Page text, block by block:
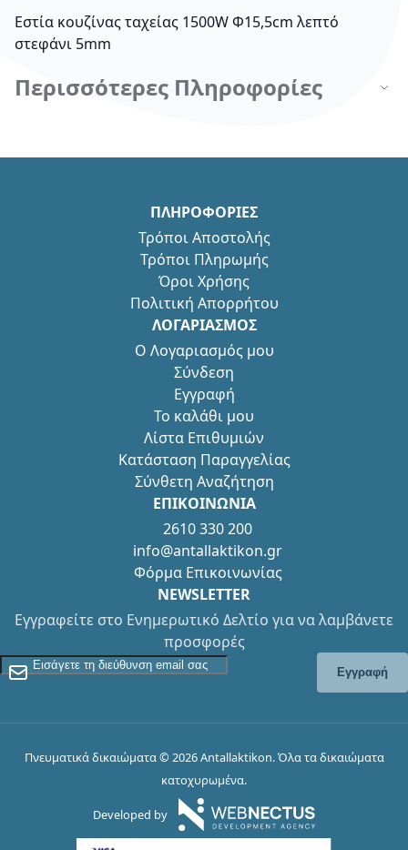
Εστία κουζίνας ταχείας 1500W Φ15,5cm λεπτό
στεφάνι 5mm
Περισσότερες Πληροφορίες
ΠΛΗΡΟΦΟΡΙΕΣ
Τρόποι Αποστολής
Τρόποι Πληρωμής
Όροι Χρήσης
Πολιτική Απορρήτου
ΛΟΓΑΡΙΑΣΜΟΣ
Ο Λογαριασμός μου
Σύνδεση
Εγγραφή
Το καλάθι μου
Λίστα Επιθυμιών
Κατάσταση Παραγγελίας
Σύνθετη Αναζήτηση
ΕΠΙΚΟΙΝΩΝΙΑ
2610 330 200
info@antallaktikon.gr
Φόρμα Επικοινωνίας
NEWSLETTER
Εγγραφείτε στο Ενημερωτικό Δελτίο για να λαμβάνετε
προσφορές
Εγγραφείτε στο Newsletter
Εγγραφή
Πνευματικά δικαιώματα © 2026 Antallaktikon. Όλα τα δικαιώματα
κατοχυρωμένα.
Developed by